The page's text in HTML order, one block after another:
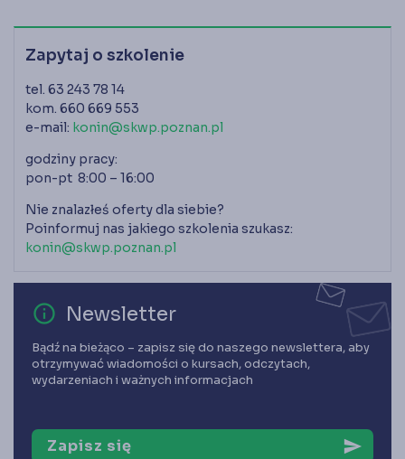
Zapytaj o szkolenie
tel. 63 243 78 14
kom. 660 669 553
e-mail: konin@skwp.poznan.pl
godziny pracy:
pon-pt 8:00 – 16:00
Nie znalazłeś oferty dla siebie?
Poinformuj nas jakiego szkolenia szukasz:
konin@skwp.poznan.pl
error_outline Newsletter
Bądź na bieżąco – zapisz się do naszego newslettera, aby
otrzymywać wiadomości o kursach, odczytach,
wydarzeniach i ważnych informacjach
Zapisz się send